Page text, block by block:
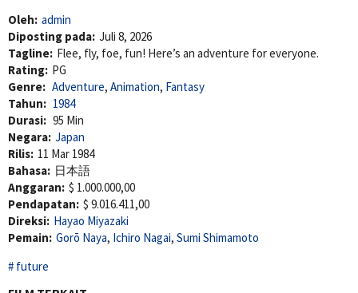
Oleh: admin
Diposting pada: Juli 8, 2026
Tagline: Flee, fly, foe, fun! Here’s an adventure for everyone.
Rating: PG
Genre: Adventure, Animation, Fantasy
Tahun: 1984
Durasi: 95 Min
Negara: Japan
Rilis: 11 Mar 1984
Bahasa: 日本語
Anggaran: $ 1.000.000,00
Pendapatan: $ 9.016.411,00
Direksi: Hayao Miyazaki
Pemain: Gorō Naya, Ichiro Nagai, Sumi Shimamoto
future